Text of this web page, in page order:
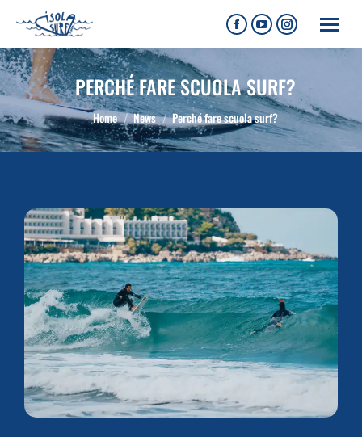
PERCHÉ FARE SCUOLA SURF?
Tu sei qui:
Home News Perché fare scuola surf?